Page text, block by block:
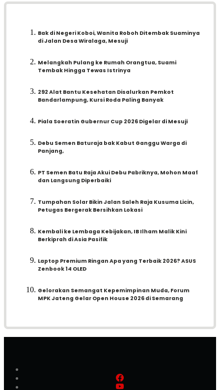
Bak di Negeri Koboi, Wanita Roboh Ditembak Suaminya
di Jalan Desa Wiralaga, Mesuji
Melangkah Pulang ke Rumah Orangtua, Suami
Tembak Hingga Tewas Istrinya
292 Alat Bantu Kesehatan Disalurkan Pemkot
Bandarlampung, Kursi Roda Paling Banyak
Piala Soeratin Gubernur Cup 2026 Digelar di Mesuji
Debu Semen Baturaja bak Kabut Ganggu Warga di
Panjang,
PT Semen Batu Raja Akui Debu Pabriknya, Mohon Maaf
dan Langsung Diperbaiki
Tumpahan Solar Bikin Jalan Saleh Raja Kusuma Licin,
Petugas Bergerak Bersihkan Lokasi
Kembali ke Lembaga Kebijakan, IB Ilham Malik Kini
Berkiprah di Asia Pasifik
Laptop Premium Ringan Apa yang Terbaik 2026? ASUS
Zenbook 14 OLED
Gelorakan Semangat Kepemimpinan Muda, Forum
MPK Jateng Gelar Open House 2026 di Semarang